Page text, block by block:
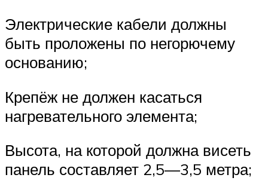
Электрические кабели должны
быть проложены по негорючему
основанию;
Крепёж не должен касаться
нагревательного элемента;
Высота, на которой должна висеть
панель составляет 2,5—3,5 метра;